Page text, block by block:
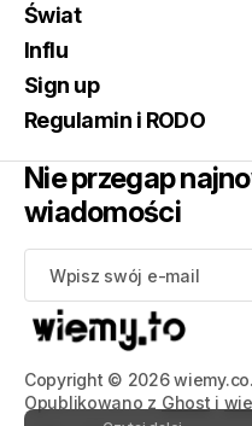
Copyright © 2026 wiemy.co.
Opublikowano z Ghost i
Świat
Influ
Sign up
Regulamin i RODO
Nie przegap
wiadomości